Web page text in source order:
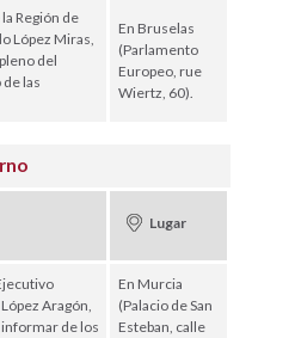
Región de
López Miras,
del
las
En Bruselas
(Parlamento
Europeo, rue
Wiertz, 60).
Lugar
Aragón,
de los
En Murcia
(Palacio de San
Esteban, calle